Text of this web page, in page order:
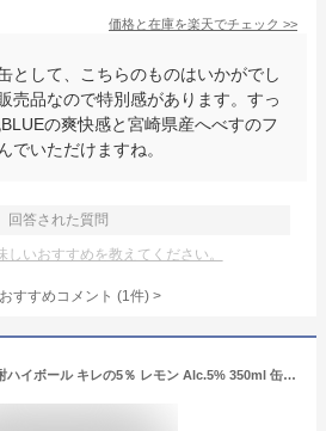
価格と在庫を楽天でチェック >>
として、こちらのものはいかがでし
売品なので特別感があります。すっ
の爽快感と宮崎県産へべすのフ
でいただけますね。
回答された質問
いおすすめを教えてください。
すすめコメント (1件) >
宝酒造 寶 タカラ 焼酎ハイボール キレの5％ レモン Alc.5% 350ml 缶 24本 1ケース【送料無料（一部地域除く）】 宝焼酎ハイボール チューハイ レモンサワー